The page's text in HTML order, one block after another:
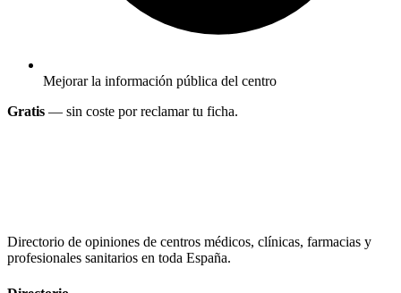
Mejorar la información pública del centro
Gratis — sin coste por reclamar tu ficha.
Directorio de opiniones de centros médicos, clínicas, farmacias y
profesionales sanitarios en toda España.